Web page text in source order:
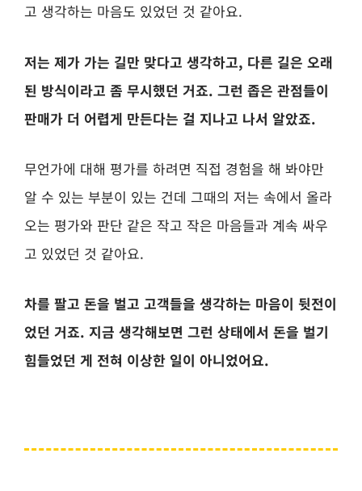
고 생각하는 마음도 있었던 것 같아요.
저는 제가 가는 길만 맞다고 생각하고, 다른 길은 오래
된 방식이라고 좀 무시했던 거죠. 그런 좁은 관점들이
판매가 더 어렵게 만든다는 걸 지나고 나서 알았죠.
무언가에 대해 평가를 하려면 직접 경험을 해 봐야만
알 수 있는 부분이 있는 건데 그때의 저는 속에서 올라
오는 평가와 판단 같은 작고 작은 마음들과 계속 싸우
고 있었던 것 같아요.
차를 팔고 돈을 벌고 고객들을 생각하는 마음이 뒷전이
었던 거죠. 지금 생각해보면 그런 상태에서 돈을 벌기
힘들었던 게 전혀 이상한 일이 아니었어요.